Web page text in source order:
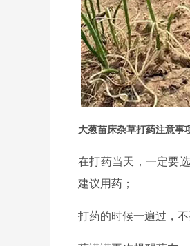
大葱苗床杂草打药注意事
在打药当天，一定要
建议用药；
打药的时候一遍过，